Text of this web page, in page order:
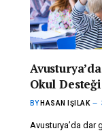
Okul
BY HASAN IŞILAK
Avusturya’da dar